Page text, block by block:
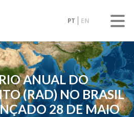
PT EN
ANUAL DO
(RAD) NO BRASIL
28 DE MAIO